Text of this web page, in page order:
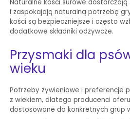
Naturalne kości surowe dostarczają
i zaspokajają naturalną potrzebę
kości są bezpieczniejsze i często
dodatkowe składniki odżywcze.
Przysmaki dla
wieku
Potrzeby żywieniowe i preferencje
z wiekiem, dlatego producenci
dostosowane do konkretnych grup